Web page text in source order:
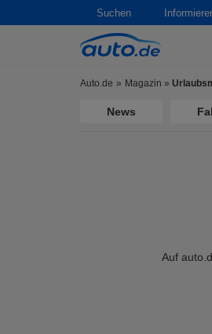
Suchen
Auto.de Magazin »
News
Auf